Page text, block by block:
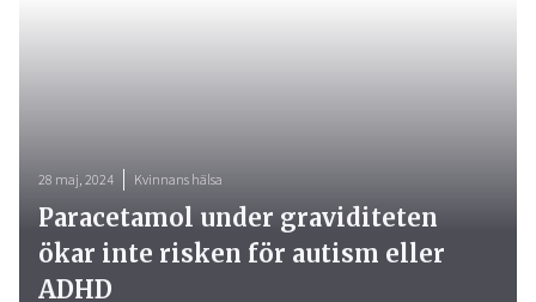
28 maj, 2024 Kvinnans hälsa
Paracetamol under graviditeten
ökar inte risken för autism eller
ADHD